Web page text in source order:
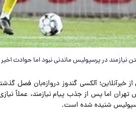
نیازمند در پرسپولیس ماندنی نبود اما حوادث
از خبرآنلاین؛ آلکسی گندوز دروازه‌بان فصل
اما پس از جذب پیام نیازمند، عملاً
شنیده شده است.